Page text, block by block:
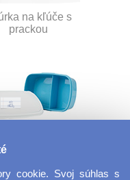
na kľúče s
prackou
cookie. Svoj súhlas s